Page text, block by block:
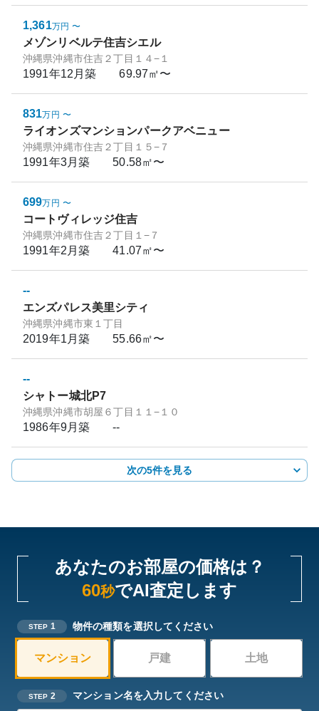
1,361万円 〜
メゾンリベルテ住吉シエル
沖縄県沖縄市住吉２丁目１４−１
1991年12月築 69.97㎡〜
831万円 〜
ライオンズマンションパークアベニュー
沖縄県沖縄市住吉２丁目１５−７
1991年3月築 50.58㎡〜
699万円 〜
コートヴィレッジ住吉
沖縄県沖縄市住吉２丁目１−７
1991年2月築 41.07㎡〜
--
エンズパレス美里シティ
沖縄県沖縄市東１丁目
2019年1月築 55.66㎡〜
--
シャトー城北P7
沖縄県沖縄市胡屋６丁目１１−１０
1986年9月築 --
次の5件を見る
あなたのお部屋の価格は？
60秒でAI査定します
STEP 1 物件の種類を選択してください
マンション 戸建 土地
STEP 2 マンション名を入力してください